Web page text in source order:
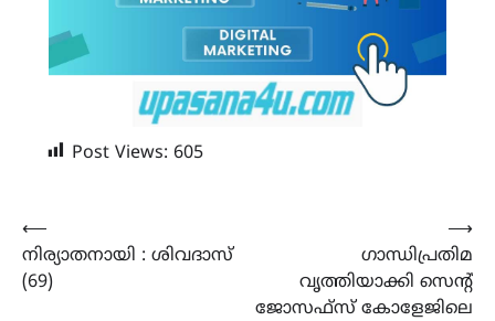
Post Views: 605
Post
navigation
⟵
നിര്യാതനായി : ശിവദാസ്
(69)
ഗാന്ധിപ്രതിമ
വൃത്തിയാക്കി സെൻ്റ്
ജോസഫ്സ് കോളേജിലെ
⟶